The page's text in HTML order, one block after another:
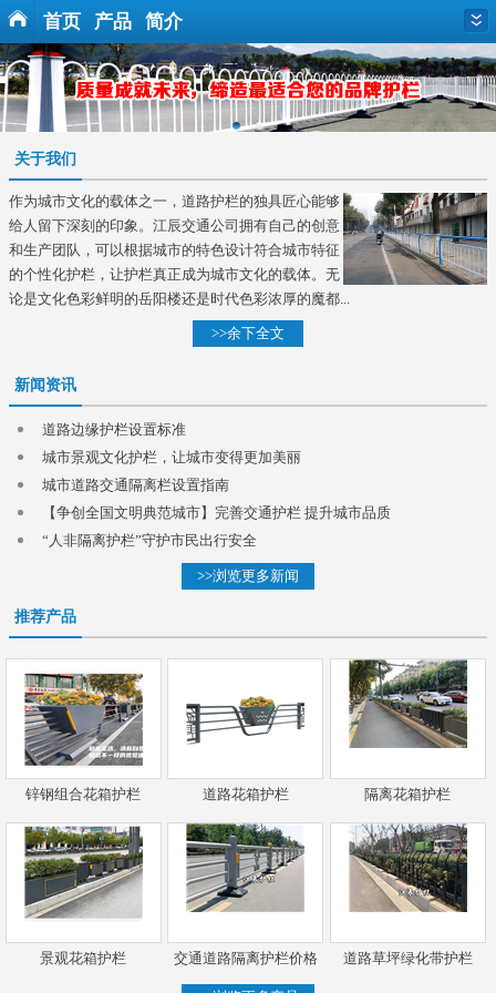
首页 产品 简介
关于我们
作为城市文化的载体之一，道路护栏的独具匠心能够
给人留下深刻的印象。江辰交通公司拥有自己的创意
和生产团队，可以根据城市的特色设计符合城市特征
的个性化护栏，让护栏真正成为城市文化的载体。无
论是文化色彩鲜明的岳阳楼还是时代色彩浓厚的魔都...
>>余下全文
新闻资讯
道路边缘护栏设置标准
城市景观文化护栏，让城市变得更加美丽
城市道路交通隔离栏设置指南
【争创全国文明典范城市】完善交通护栏 提升城市品质
“人非隔离护栏”守护市民出行安全
>>浏览更多新闻
推荐产品
锌钢组合花箱护栏 道路花箱护栏 隔离花箱护栏
景观花箱护栏 交通道路隔离护栏价格 道路草坪绿化带护栏